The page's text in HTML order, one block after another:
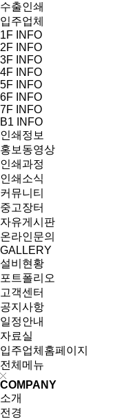
수출인쇄
입주업체
1F INFO
2F INFO
3F INFO
4F INFO
5F INFO
6F INFO
7F INFO
B1 INFO
인쇄정보
홍보동영상
인쇄과정
인쇄소식
커뮤니티
중고장터
자유게시판
온라인문의
GALLERY
설비현황
포트폴리오
고객센터
공지사항
일정안내
자료실
입주업체홈페이지
전체메뉴
COMPANY
소개
전경